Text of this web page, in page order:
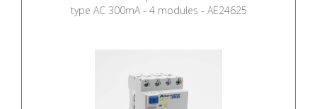
type AC 300mA - 4 modules - AE24625